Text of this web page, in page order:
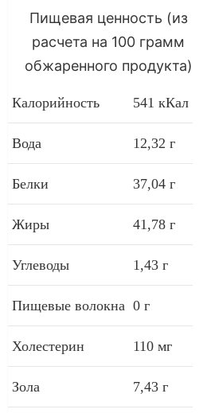
Пищевая ценность (из
расчета на 100 грамм
обжаренного продукта)
Калорийность 541 кКал
Вода 12,32 г
Белки 37,04 г
Жиры 41,78 г
Углеводы 1,43 г
Пищевые волокна 0 г
Холестерин 110 мг
Зола 7,43 г